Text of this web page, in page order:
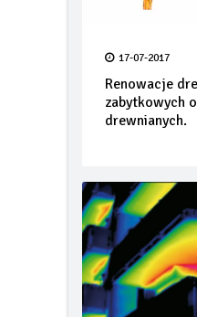
17-07-2017
Renowacje
zabytkowych
drewnianych.